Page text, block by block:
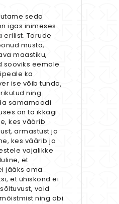
seda
igas inimeses
erilist. Torude
musta,
maastiku,
sooviks eemale
ka
ise võib tunda,
ning
samamoodi
on ta ikkagi
kes väärib
armastust ja
kes väärib ja
vajalikke
et
jääks oma
et ühiskond ei
vaid
ning abi.